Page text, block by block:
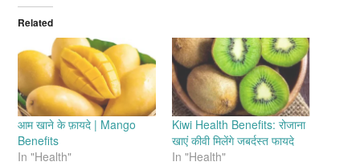
Related
आम खाने के फ़ायदे | Mango
Benefits
In "Health"
Kiwi Health Benefits: रोजाना
खाएं कीवी मिलेंगे जबर्दस्त फायदे
In "Health"